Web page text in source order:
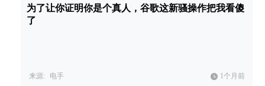
为了让你证明你是个真人，谷歌这新骚操作把我看傻
了
来源: 电手 1个月前